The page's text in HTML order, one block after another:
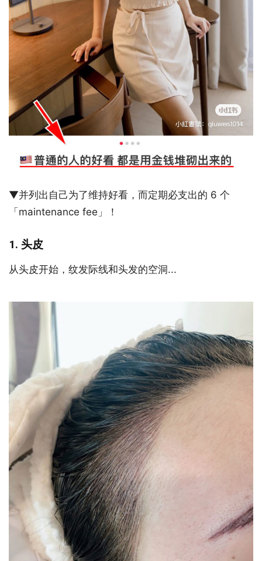
▼并列出自己为了维持好看，而定期必支出的 6 个
「maintenance fee」！
1. 头皮
从头皮开始，纹发际线和头发的空洞...